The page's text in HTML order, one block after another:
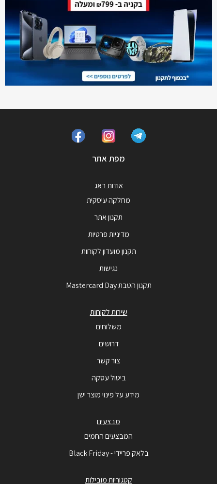
מפת אתר
אודות באג
מחלקה עיסקית
תקנון אתר
מדיניות פרטיות
תקנון מועדון לקוחות
נגישות
תקנון הטבת Mastercard Day
שירות לקוחות
משלוחים
דרושים
צור קשר
ביטול עסקה
מידע על פינוי מוצר ישן
מבצעים
המבצעים החמים
בלאק פריידי - Black Friday
קטגוריות מובילות